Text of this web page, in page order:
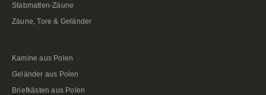
Stabmatten-Zäune
Zäune, Tore & Geländer
Kamine aus Polen
Geländer aus Polen
Briefkästen aus Polen